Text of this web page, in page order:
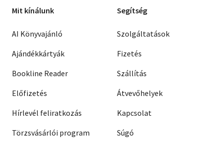
Mit kínálunk
AI Könyvajánló
Ajándékkártyák
Bookline Reader
Előfizetés
Hírlevél feliratkozás
Törzsvásárlói program
Segítség
Szolgáltatások
Fizetés
Szállítás
Átvevőhelyek
Kapcsolat
Súgó